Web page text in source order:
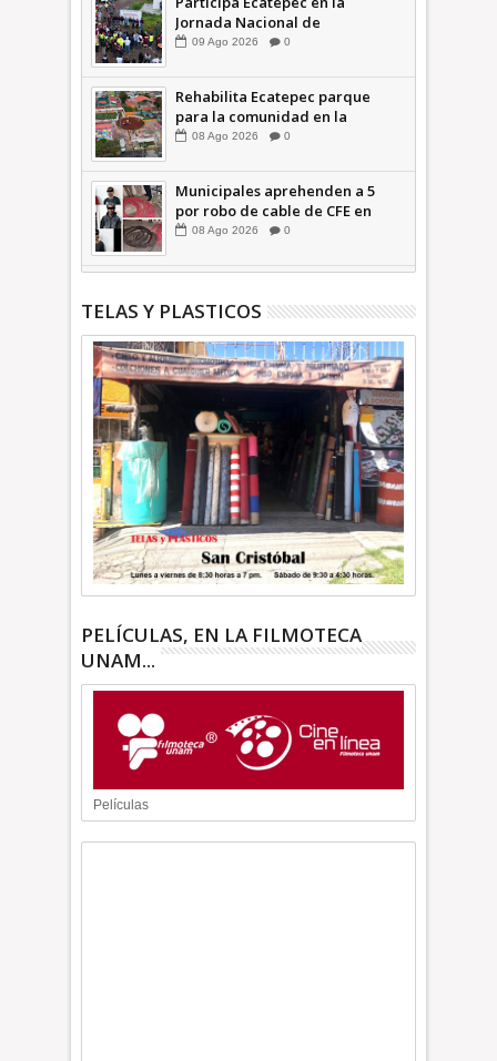
Jornada Nacional de
Reforestación; plantan 3 mil
09 Ago 2026 0
Rehabilita Ecatepec parque
para la comunidad en la
Petroquímica 1 +Video |
08 Ago 2026 0
Municipales aprehenden a 5
por robo de cable de CFE en
Jardines de Casa Nueva +Video
08 Ago 2026 0
TELAS Y PLASTICOS
PELÍCULAS, EN LA FILMOTECA
UNAM...
Películas